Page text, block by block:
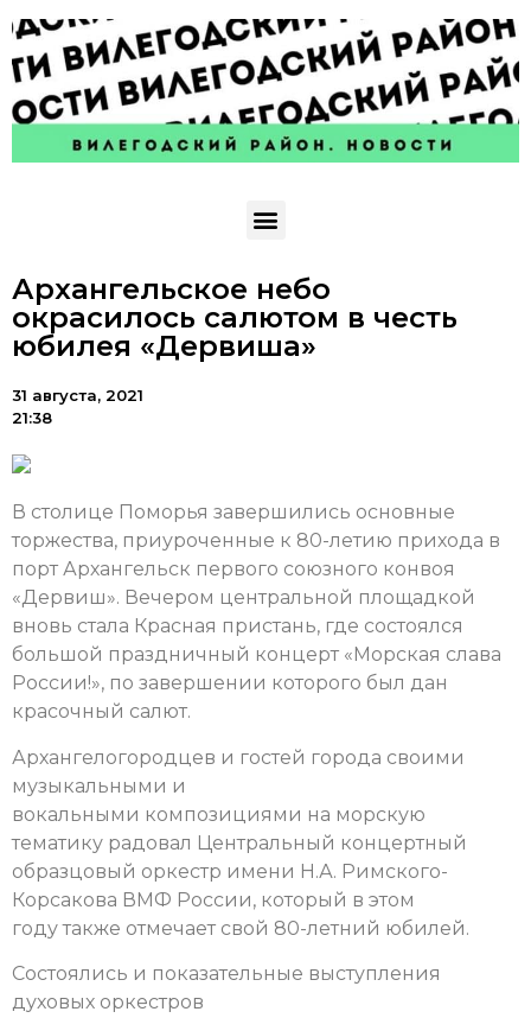
Архангельское небо
окрасилось салютом в честь
юбилея «Дервиша»
31 августа, 2021
21:38
В столице Поморья завершились основные
торжества, приуроченные к 80-летию прихода в
порт Архангельск первого союзного конвоя
«Дервиш». Вечером центральной площадкой
вновь стала Красная пристань, где состоялся
большой праздничный концерт «Морская слава
России!», по завершении которого был дан
красочный салют.
Архангелогородцев и гостей города своими
музыкальными и
вокальными композициями на морскую
тематику радовал Центральный концертный
образцовый оркестр имени Н.А. Римского-
Корсакова ВМФ России, который в этом
году также отмечает свой 80-летний юбилей.
Состоялись и показательные выступления
духовых оркестров